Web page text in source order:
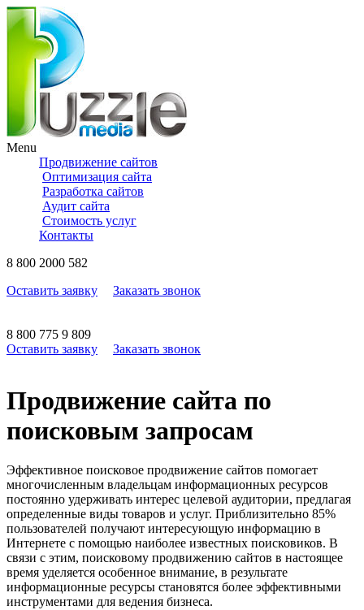
Menu
Продвижение сайтов
Оптимизация сайта
Разработка сайтов
Аудит сайта
Стоимость услуг
Контакты
8 800 2000 582
Оставить заявку
Заказать звонок
8 800 775 9 809
Оставить заявку
Заказать звонок
Продвижение сайта по
поисковым запросам
Эффективное поисковое продвижение сайтов помогает
многочисленным владельцам информационных ресурсов
постоянно удерживать интерес целевой аудитории, предлагая
определенные виды товаров и услуг. Приблизительно 85%
пользователей получают интересующую информацию в
Интернете с помощью наиболее известных поисковиков. В
связи с этим, поисковому продвижению сайтов в настоящее
время уделяется особенное внимание, в результате
информационные ресурсы становятся более эффективными
инструментами для ведения бизнеса.